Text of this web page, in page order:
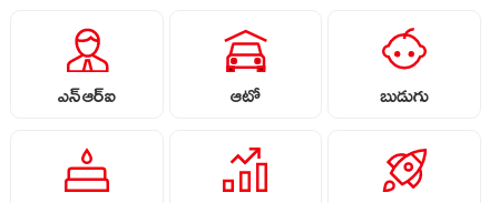
ఎన్ఆర్ఐ ఆటో బుడుగు